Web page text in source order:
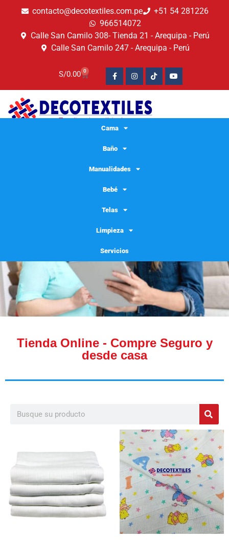
contacto@decotextiles.com.pe
+51 54 281226
966514072
Calle San Camilo 308- Tienda 21 - Arequipa - Perú
Calle San Camilo 247 - Arequipa - Perú​
S/0.00 0
Cama
Baño
Manualidades
Bebé
Telas
Limpieza
Servicios
pañales
Tienda Online - Compre Seguro y
desde casa